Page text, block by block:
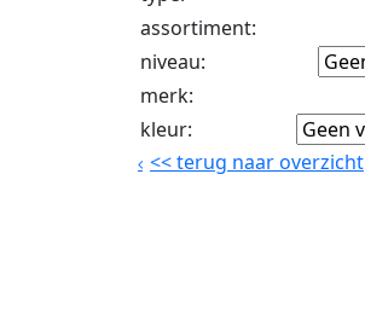
assortiment:
niveau:
merk:
kleur:
<<terug naar overzicht